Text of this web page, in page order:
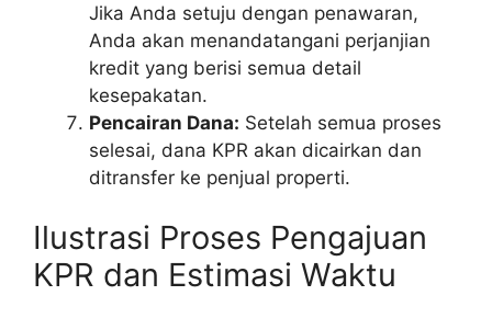
Jika Anda setuju dengan penawaran,
Anda akan menandatangani perjanjian
kredit yang berisi semua detail
kesepakatan.
Pencairan Dana: Setelah semua proses
selesai, dana KPR akan dicairkan dan
ditransfer ke penjual properti.
Ilustrasi Proses Pengajuan
KPR dan Estimasi Waktu